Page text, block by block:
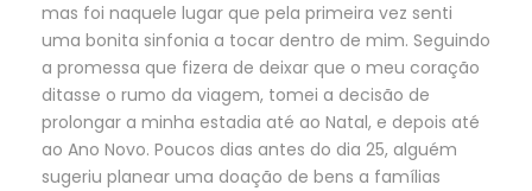
mas foi naquele lugar que pela primeira vez senti
uma bonita sinfonia a tocar dentro de mim. Seguindo
a promessa que fizera de deixar que o meu coração
ditasse o rumo da viagem, tomei a decisão de
prolongar a minha estadia até ao Natal, e depois até
ao Ano Novo. Poucos dias antes do dia 25, alguém
sugeriu planear uma doação de bens a famílias